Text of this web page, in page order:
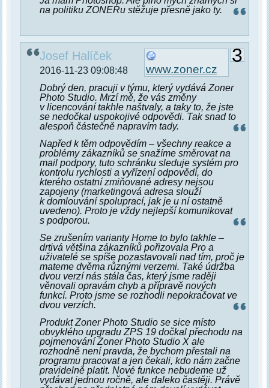
na politiku ZONERu stěžuje přesně jako ty.
3
www.zoner.cz
Josef Halíček
2016-11-23 09:08:48
Dobrý den, pracuji v týmu, který vydává Zoner
Photo Studio. Mrzí mě, že vás změny
v licencování takhle naštvaly, a taky to, že jste
se nedočkal uspokojivé odpovědi. Tak snad to
alespoň částečně napravím tady.
Napřed k těm odpovědím – všechny reakce a
problémy zákazníků se snažíme směrovat na
mail podpory, tuto schránku sleduje systém pro
kontrolu rychlosti a vyřízení odpovědí, do
kterého ostatní zmiňované adresy nejsou
zapojeny (marketingová adresa slouží
k domlouvání spoluprací, jak je u ní ostatně
uvedeno). Proto je vždy nejlepší komunikovat
s podporou.
Se zrušením varianty Home to bylo takhle –
drtivá většina zákazníků pořizovala Pro a
uživatelé se spíše pozastavovali nad tím, proč je
mateme dvěma různými verzemi. Také údržba
dvou verzí nás stála čas, který jsme raději
věnovali opravám chyb a přípravě nových
funkcí. Proto jsme se rozhodli nepokračovat ve
dvou verzích.
Produkt Zoner Photo Studio se sice místo
obvyklého upgradu ZPS 19 dočkal přechodu na
pojmenování Zoner Photo Studio X ale
rozhodně není pravda, že bychom přestali na
programu pracovat a jen čekali, kdo nám začne
pravidelně platit. Nové funkce nebudeme už
vydávat jednou ročně, ale daleko častěji. Právě